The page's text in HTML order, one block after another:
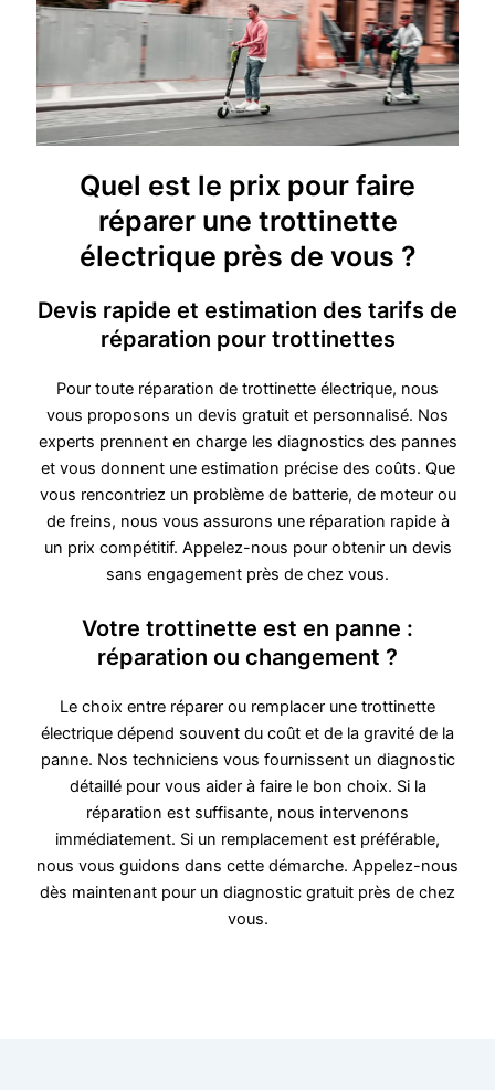
Quel est le prix pour faire
réparer une trottinette
électrique près de vous ?
Devis rapide et estimation des tarifs de
réparation pour trottinettes
Pour toute réparation de trottinette électrique, nous
vous proposons un devis gratuit et personnalisé. Nos
experts prennent en charge les diagnostics des pannes
et vous donnent une estimation précise des coûts. Que
vous rencontriez un problème de batterie, de moteur ou
de freins, nous vous assurons une réparation rapide à
un prix compétitif. Appelez-nous pour obtenir un devis
sans engagement près de chez vous.
Votre trottinette est en panne :
réparation ou changement ?
Le choix entre réparer ou remplacer une trottinette
électrique dépend souvent du coût et de la gravité de la
panne. Nos techniciens vous fournissent un diagnostic
détaillé pour vous aider à faire le bon choix. Si la
réparation est suffisante, nous intervenons
immédiatement. Si un remplacement est préférable,
nous vous guidons dans cette démarche. Appelez-nous
dès maintenant pour un diagnostic gratuit près de chez
vous.